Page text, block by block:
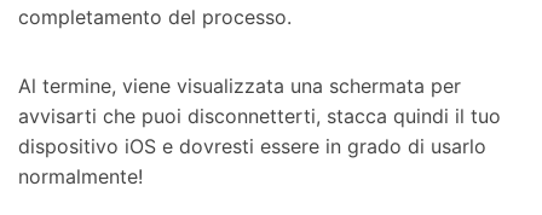
completamento del processo.
Al termine, viene visualizzata una schermata per
avvisarti che puoi disconnetterti, stacca quindi il tuo
dispositivo iOS e dovresti essere in grado di usarlo
normalmente!